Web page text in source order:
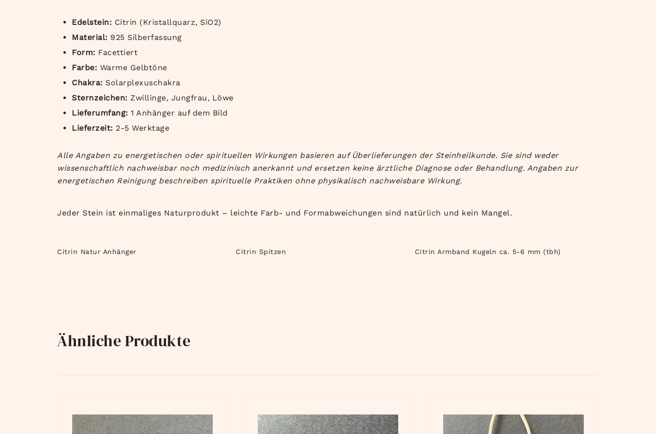
Edelstein: Citrin (Kristallquarz, SiO2)
Material: 925 Silberfassung
Form: Facettiert
Farbe: Warme Gelbtöne
Chakra: Solarplexuschakra
Sternzeichen: Zwillinge, Jungfrau, Löwe
Lieferumfang: 1 Anhänger auf dem Bild
Lieferzeit: 2-5 Werktage
Alle Angaben zu energetischen oder spirituellen Wirkungen basieren auf Überlieferungen der Steinheilkunde. Sie sind weder
wissenschaftlich nachweisbar noch medizinisch anerkannt und ersetzen keine ärztliche Diagnose oder Behandlung. Angaben zur
energetischen Reinigung beschreiben spirituelle Praktiken ohne physikalisch nachweisbare Wirkung.
Jeder Stein ist einmaliges Naturprodukt – leichte Farb- und Formabweichungen sind natürlich und kein Mangel.
Citrin Natur Anhänger Citrin Spitzen Citrin Armband Kugeln ca. 5-6 mm (tbh)
Ähnliche Produkte